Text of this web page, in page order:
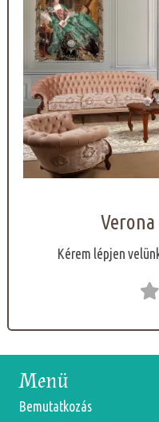
Kérem lépjen
Menü
Bemutatkozás